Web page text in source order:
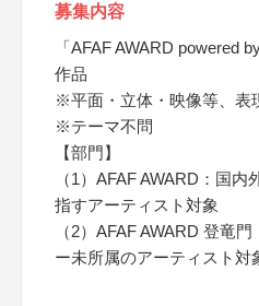
募集内容
「AFAF AWARD powered
作品
※平面・立体・映像等、表
※テーマ不問
【部門】
（1）AFAF AWARD：国
指すアーティスト対象
（2）AFAF AWARD 登竜
ー未所属のアーティスト対